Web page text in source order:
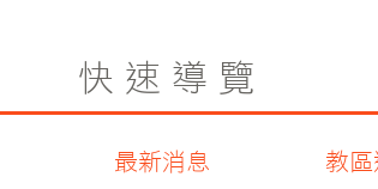
快速導覽
最新消息
教